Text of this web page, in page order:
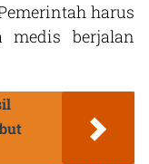
harus
medis berjalan